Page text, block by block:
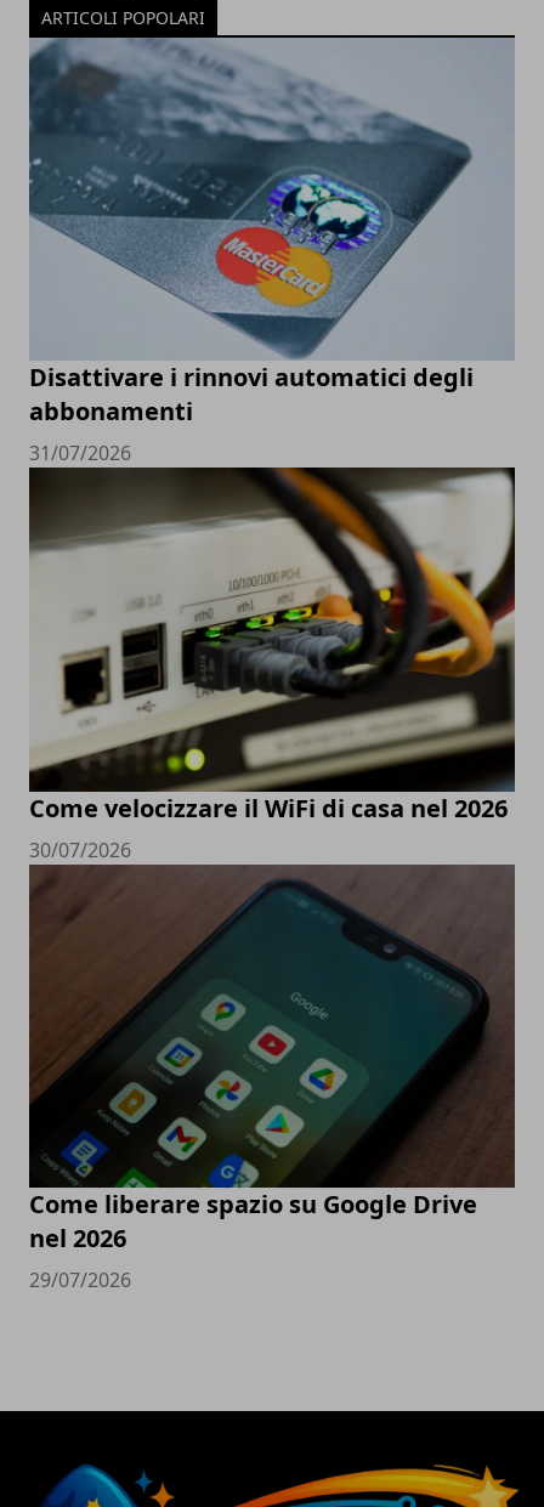
ARTICOLI POPOLARI
Disattivare i rinnovi automatici degli
abbonamenti
31/07/2026
Come velocizzare il WiFi di casa nel 2026
30/07/2026
Come liberare spazio su Google Drive
nel 2026
29/07/2026